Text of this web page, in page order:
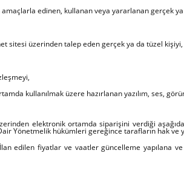
edinen, kullanan veya yararlanan gerçek
sitesi üzerinden talep eden gerçek ya da tüzel kişiyi,
kullanılmak üzere hazırlanan yazılım, ses,
elektronik ortamda siparişini verdiği
Yönetmelik hükümleri gereğince tarafların hak
edilen fiyatlar ve vaatler güncelleme